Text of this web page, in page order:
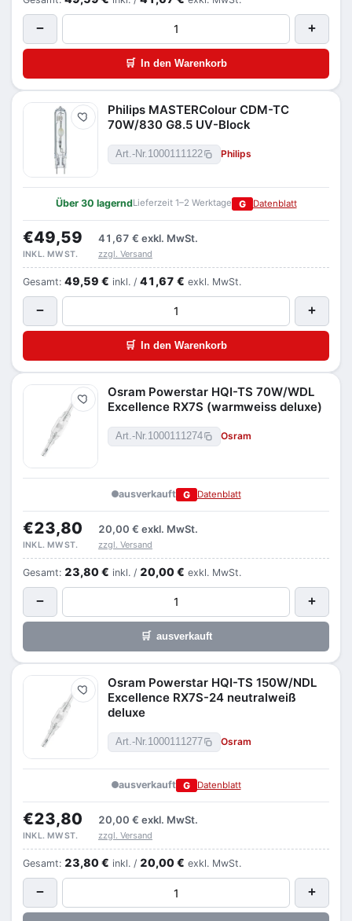
− +
🛒 In den Warenkorb
Merken
Philips MASTERColour CDM-TC
70W/830 G8.5 UV-Block
Art.-Nr. 1000111122 Philips
Über 30 lagerndLieferzeit 1–2 Werktage G Datenblatt
€49,59 41,67 € exkl. MwSt.
INKL. MWST. zzgl. Versand
Gesamt: 49,59 € inkl. / 41,67 € exkl. MwSt.
− +
🛒 In den Warenkorb
Merken
Osram Powerstar HQI-TS 70W/WDL
Excellence RX7S (warmweiss deluxe)
Art.-Nr. 1000111274 Osram
ausverkauft G Datenblatt
€23,80 20,00 € exkl. MwSt.
INKL. MWST. zzgl. Versand
Gesamt: 23,80 € inkl. / 20,00 € exkl. MwSt.
− +
🛒 ausverkauft
Merken
Osram Powerstar HQI-TS 150W/NDL
Excellence RX7S-24 neutralweiß
deluxe
Art.-Nr.1000111277 Osram
ausverkauft G Datenblatt
€23,80 20,00 € exkl. MwSt.
INKL. MWST. zzgl. Versand
Gesamt: 23,80 € inkl. / 20,00 € exkl. MwSt.
− +